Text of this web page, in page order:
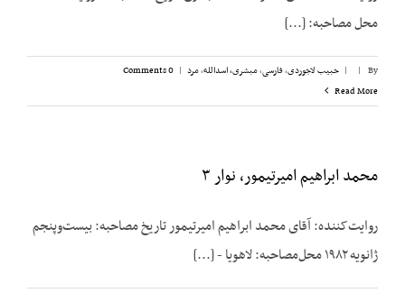
محل مصاحبه: [...]
By
|
| حبیب لاجوردی,فارسی,مبشری، اسدالله,مرد |
0 Comments
Read More
محمد ابراهیم امیرتیمور، نوار ۳
روایت‌کننده: آقای محمد ابراهیم امیرتیمور تاریخ مصاحبه: بیست‌وپنجم
ژانویه ۱۹۸۲ محل‌مصاحبه: لاهویا - [...]